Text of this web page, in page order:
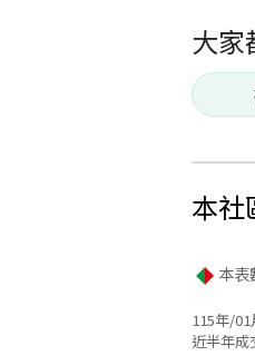
大家
本社
本表
115年/
近半年成